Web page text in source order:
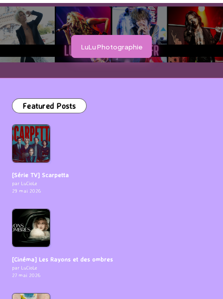
LuLu Photographie
Featured Posts
[Série TV] Scarpetta
par LuCioLe
29 mai 2026
[Cinéma] Les Rayons et des ombres
par LuCioLe
27 mai 2026